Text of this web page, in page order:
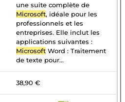
une suite complète de
Microsoft, idéale pour les
professionnels et les
entreprises. Elle inclut les
applications suivantes :
Microsoft Word : Traitement
de texte pour...
38,90 €